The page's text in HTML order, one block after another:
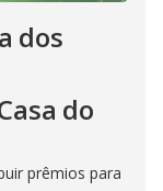
dos
do
prêmios para